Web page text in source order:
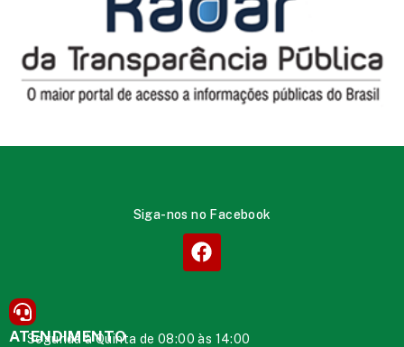
Siga-nos no Facebook
ATENDIMENTO
Segunda à Quinta de 08:00 às 14:00